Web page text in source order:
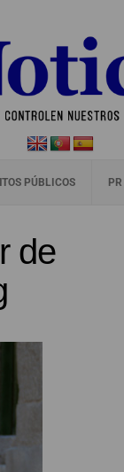
PÚBLICOS
de